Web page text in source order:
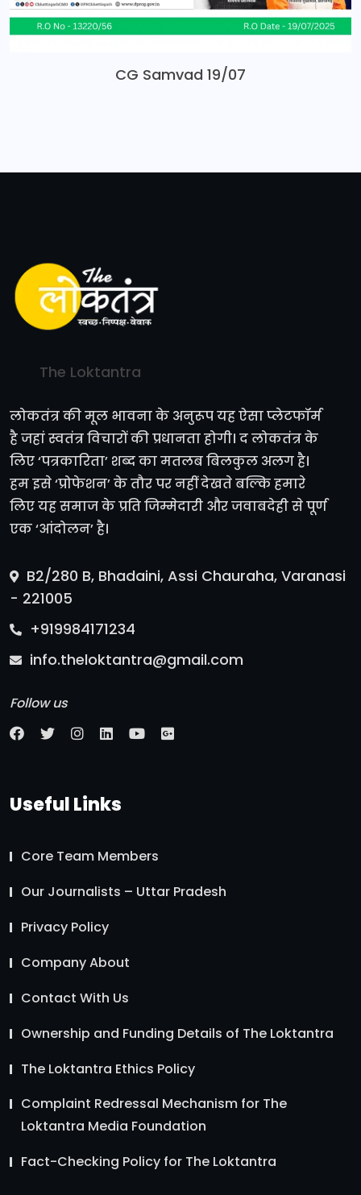
CG Samvad 19/07
The Loktantra
लोकतंत्र की मूल भावना के अनुरूप यह ऐसा प्लेटफॉर्म
है जहां स्वतंत्र विचारों की प्रधानता होगी। द लोकतंत्र के
लिए ‘पत्रकारिता’ शब्द का मतलब बिलकुल अलग है।
हम इसे ‘प्रोफेशन’ के तौर पर नहीं देखते बल्कि हमारे
लिए यह समाज के प्रति जिम्मेदारी और जवाबदेही से पूर्ण
एक ‘आंदोलन’ है।
B2/280 B, Bhadaini, Assi Chauraha, Varanasi
- 221005
+919984171234
info.theloktantra@gmail.com
Follow us
Useful Links
Core Team Members
Our Journalists – Uttar Pradesh
Privacy Policy
Company About
Contact With Us
Ownership and Funding Details of The Loktantra
The Loktantra Ethics Policy
Complaint Redressal Mechanism for The
Loktantra Media Foundation
Fact-Checking Policy for The Loktantra